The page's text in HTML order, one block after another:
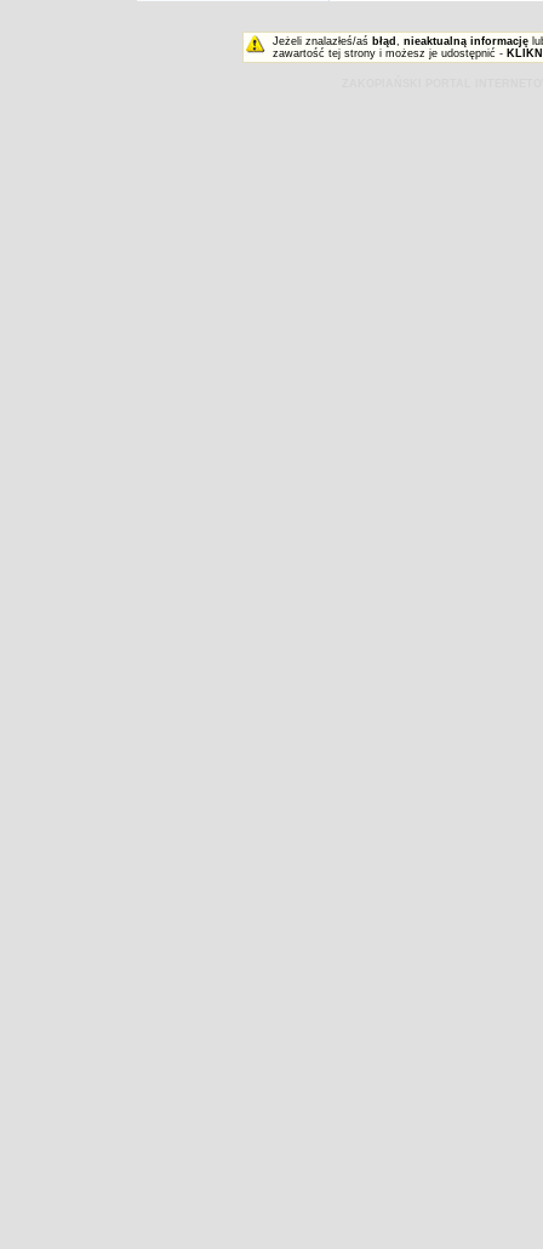
Jeżeli znalazłeś/aś błąd , nieaktualną informację
zawartość tej strony i możesz je udostępnić -